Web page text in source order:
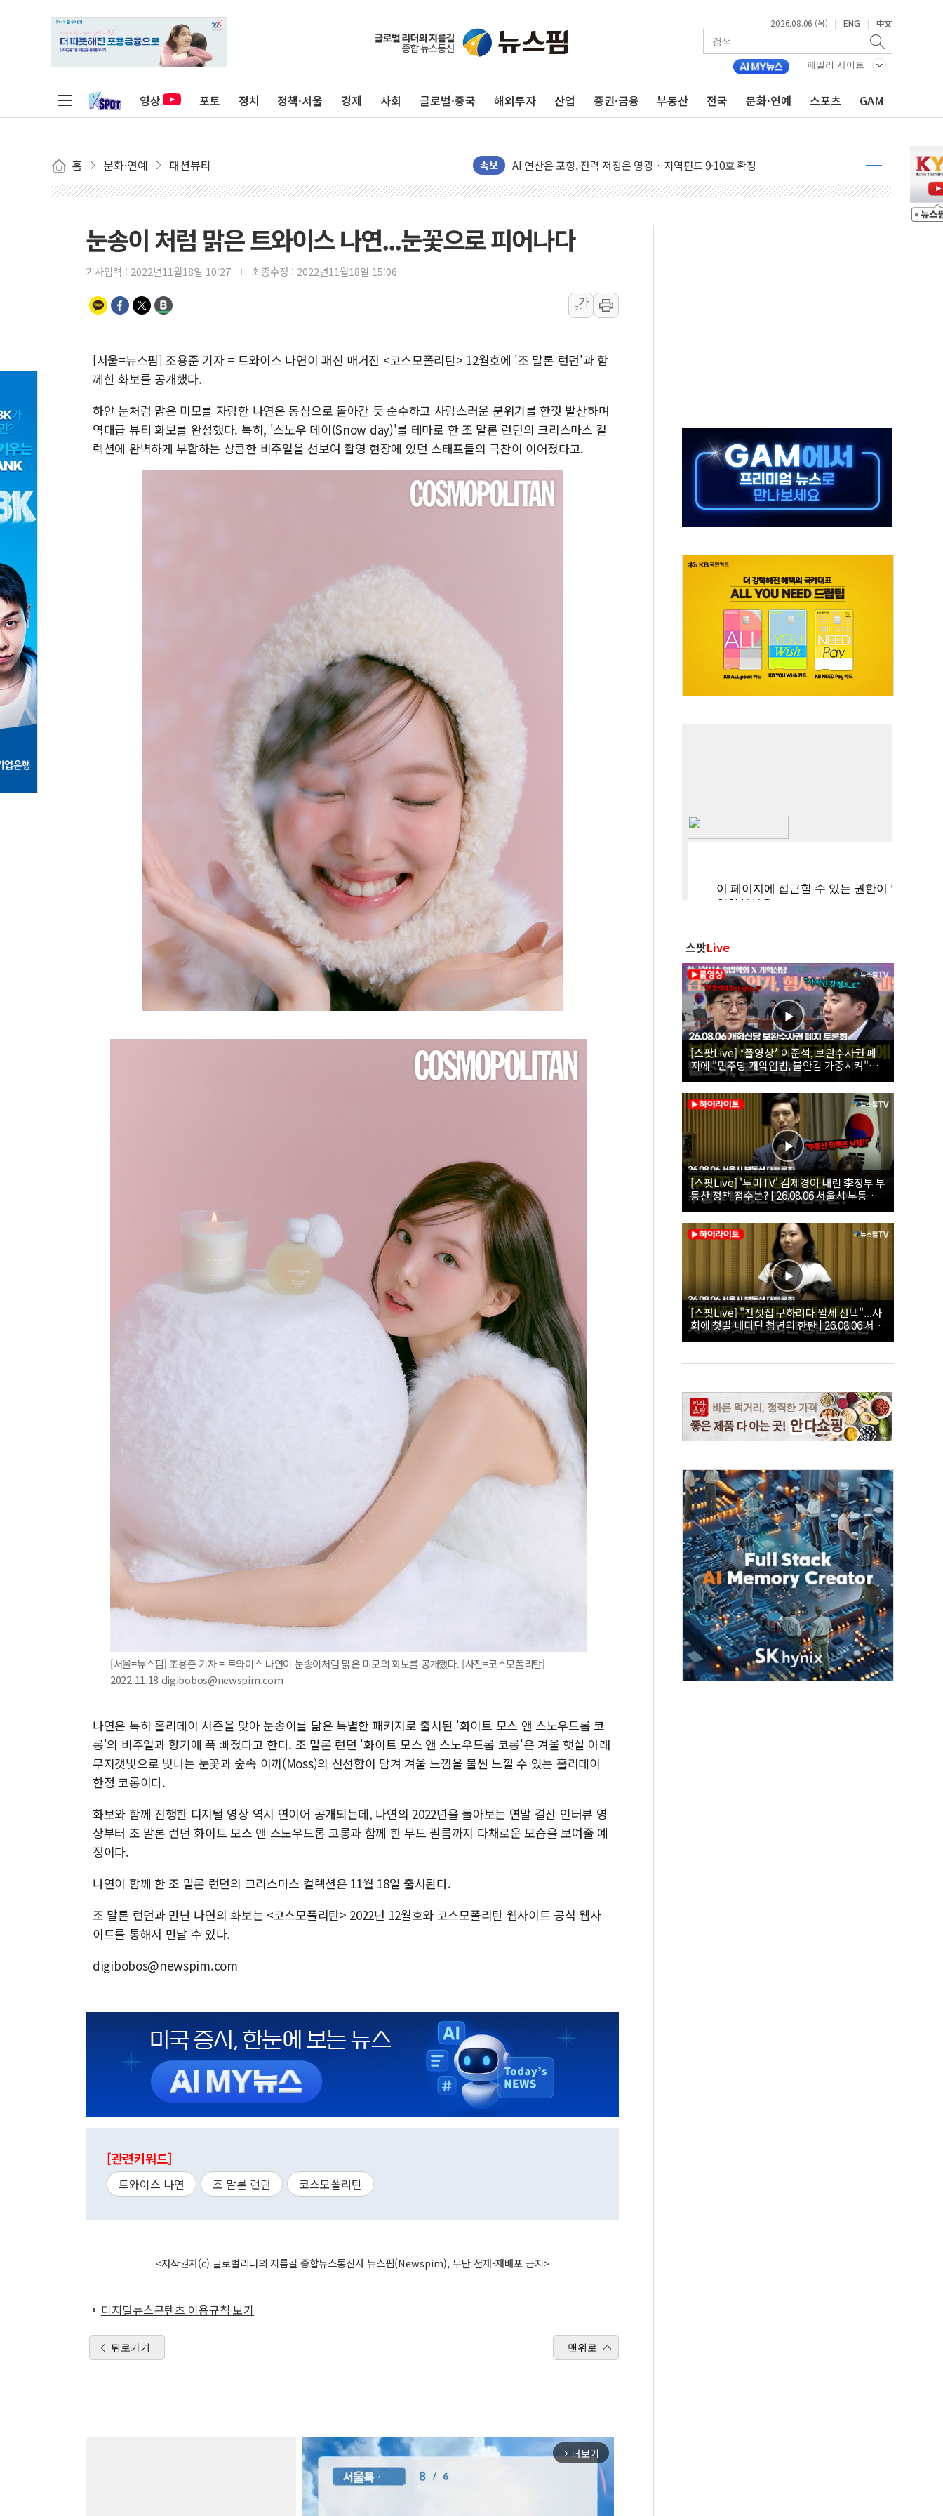
2026.08.06 (목) | ENG | 中文
패밀리 사이트
영상 포토 정치 정책·서울 경제 사회 글로벌·중국 해외투자 산업 증권·금융 부동산 전국 문화·연예 스포츠 GAM
홈 문화·연예 패션뷰티 속보
[종합] 특검, '양평' 원희룡 2차 조사…'당정대 회의' 한동훈·방기선 수사도 속도
[내일날씨] 절기상 '입추'에 폭염 절정…서울 한낮 39도
개혁신당 "민주, '盧 수사' 악연으로 형사사법 틀 바꿔…국민 불안감 가중"
CJ온스타일, 2분기 영업익 260억원…전년 比 21.2%↑
[속보] 북, 동해상으로 미상 발사체 발사
한국투자증권, 국내 최초 상반기 영업이익 2조 돌파
한패스, 월 송금 60만건 돌파
李대통령 "청소년 SNS 제한, 형평성·여론 고려해야…충분한 사회적 논의 주문"
중소기업계 "세제개편안 기본방향 공감...현장 목소리 반영되길"
"전월세 대책 없고 집값만 오른다"…서울시 부동산 토론회서 쏟아진 우려
배틀그라운드 모바일 월드컵 파리서 개막
청와대 "내일 부동산 점검 2차 회의"…주택 공급 방안 논의한다
레드캡투어, 2분기 영업익 16% 증가…역대 2분기 최대 실적
HD건설기계, 재생에너지 사용률 40%로 높인다…2040 RE100 속도
눈송이 처럼 맑은 트와이스 나연...눈꽃으로 피어나다
기사입력 : 2022년11월18일 10:27 최종수정 : 2022년11월18일 15:06
가
가
[서울=뉴스핌] 조용준 기자 = 트와이스 나연이 패션 매거진 <코스모폴리탄> 12월호에 '조 말론 런던'과 함
께한 화보를 공개했다.
하얀 눈처럼 맑은 미모를 자랑한 나연은 동심으로 돌아간 듯 순수하고 사랑스러운 분위기를 한껏 발산하며
역대급 뷰티 화보를 완성했다. 특히, '스노우 데이(Snow day)'를 테마로 한 조 말론 런던의 크리스마스 컬
렉션에 완벽하게 부합하는 상큼한 비주얼을 선보여 촬영 현장에 있던 스태프들의 극찬이 이어졌다고.
[서울=뉴스핌] 조용준 기자 = 트와이스 나연이 눈송이처럼 맑은 미모의 화보를 공개했다. [사진=코스모폴리탄]
2022.11.18 digibobos@newspim.com
나연은 특히 홀리데이 시즌을 맞아 눈송이를 닮은 특별한 패키지로 출시된 '화이트 모스 앤 스노우드롭 코
롱'의 비주얼과 향기에 푹 빠졌다고 한다. 조 말론 런던 '화이트 모스 앤 스노우드롭 코롱'은 겨울 햇살 아래
무지갯빛으로 빛나는 눈꽃과 숲속 이끼(Moss)의 신선함이 담겨 겨울 느낌을 물씬 느낄 수 있는 홀리데이
한정 코롱이다.
화보와 함께 진행한 디지털 영상 역시 연이어 공개되는데, 나연의 2022년을 돌아보는 연말 결산 인터뷰 영
상부터 조 말론 런던 화이트 모스 앤 스노우드롭 코롱과 함께 한 무드 필름까지 다채로운 모습을 보여줄 예
정이다.
나연이 함께 한 조 말론 런던의 크리스마스 컬렉션은 11월 18일 출시된다.
조 말론 런던과 만난 나연의 화보는 <코스모폴리탄> 2022년 12월호와 코스모폴리탄 웹사이트 공식 웹사
이트를 통해서 만날 수 있다.
digibobos@newspim.com
[관련키워드]
트와이스 나연 조 말론 런던 코스모폴리탄
<저작권자(c) 글로벌리더의 지름길 종합뉴스통신사 뉴스핌(Newspim), 무단 전재-재배포 금지>
디지털뉴스콘텐츠 이용규칙 보기
뒤로가기 맨위로
arrow_forward_ios 더보기
스팟Live
[스팟Live] *풀영상* 이준석, 보완수사권 폐
지에 "민주당 개악입법, 불안감 가중시켜"｜
26.08.06 개혁신당 보완수사권 폐지 토론회
[스팟Live] '투미TV' 김제경이 내린 李정부 부
동산 정책 점수는? | 26.08.06 서울시 부동산
대토론회
[스팟Live] "전셋집 구하려다 월세 선택"...사
회에 첫발 내디딘 청년의 한탄 | 26.08.06 서울
시 부동산 대토론회